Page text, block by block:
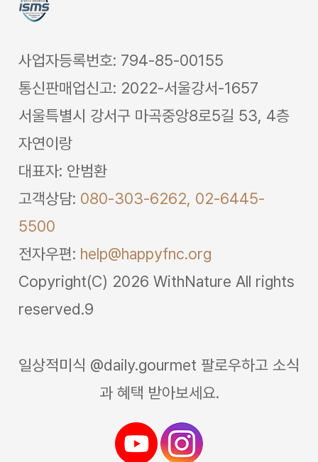
사업자등록번호: 794-85-00155
통신판매업신고: 2022-서울강서-1657
서울특별시 강서구 마곡중앙8로5길 53, 4층
자연이랑
대표자: 안범환
고객상담: 080-303-6262, 02-6445-
5500
전자우편: help@happyfnc.org
Copyright(C) 2026 WithNature All rights
reserved.9
일상적미식 @daily.gourmet 팔로우하고 소식
과 혜택 받아보세요.